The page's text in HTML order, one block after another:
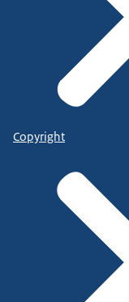
Copyright